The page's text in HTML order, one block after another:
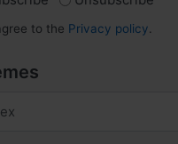
to the Privacy policy